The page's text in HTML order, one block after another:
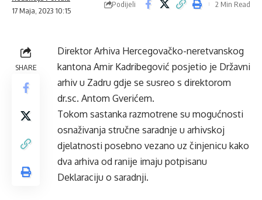
17 Maja, 2023 10:15
Podijeli 2 Min Read
SHARE
Direktor Arhiva Hercegovačko-neretvanskog
kantona Amir Kadribegović posjetio je Državni
arhiv u Zadru gdje se susreo s direktorom
dr.sc. Antom Gverićem.
Tokom sastanka razmotrene su mogućnosti
osnaživanja stručne saradnje u arhivskoj
djelatnosti posebno vezano uz činjenicu kako
dva arhiva od ranije imaju potpisanu
Deklaraciju o saradnji.